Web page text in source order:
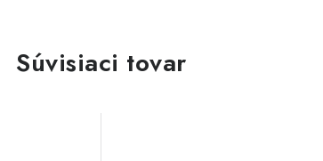
Súvisiaci tovar